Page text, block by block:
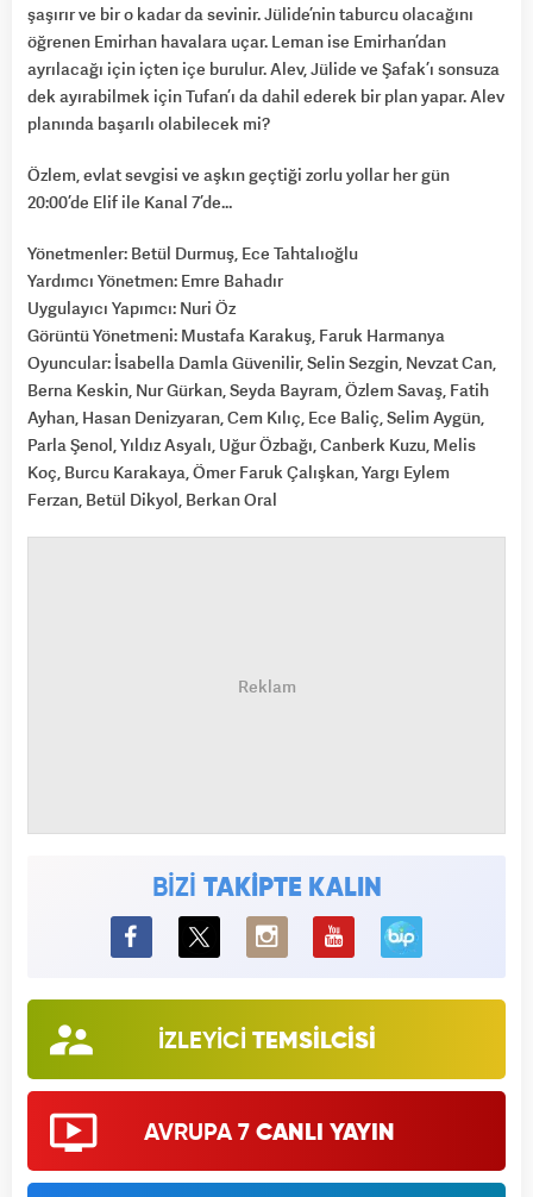
şaşırır ve bir o kadar da sevinir. Jülide’nin taburcu olacağını
öğrenen Emirhan havalara uçar. Leman ise Emirhan’dan
ayrılacağı için içten içe burulur. Alev, Jülide ve Şafak’ı sonsuza
dek ayırabilmek için Tufan’ı da dahil ederek bir plan yapar. Alev
planında başarılı olabilecek mi?
Özlem, evlat sevgisi ve aşkın geçtiği zorlu yollar her gün
20:00’de Elif ile Kanal 7’de…
Yönetmenler: Betül Durmuş, Ece Tahtalıoğlu
Yardımcı Yönetmen: Emre Bahadır
Uygulayıcı Yapımcı: Nuri Öz
Görüntü Yönetmeni: Mustafa Karakuş, Faruk Harmanya
Oyuncular: İsabella Damla Güvenilir, Selin Sezgin, Nevzat Can,
Berna Keskin, Nur Gürkan, Seyda Bayram, Özlem Savaş, Fatih
Ayhan, Hasan Denizyaran, Cem Kılıç, Ece Baliç, Selim Aygün,
Parla Şenol, Yıldız Asyalı, Uğur Özbağı, Canberk Kuzu, Melis
Koç, Burcu Karakaya, Ömer Faruk Çalışkan, Yargı Eylem
Ferzan, Betül Dikyol, Berkan Oral
BİZİ TAKİPTE KALIN
BiP
İZLEYİCİ TEMSİLCİSİ
AVRUPA 7 CANLI YAYIN